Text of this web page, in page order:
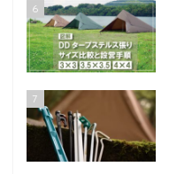
6
7